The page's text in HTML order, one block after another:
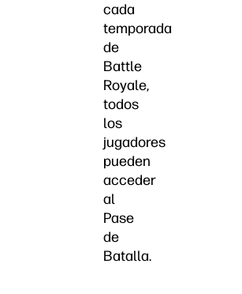
cada
temporada
de
Battle
Royale,
todos
los
jugadores
pueden
acceder
al
Pase
de
Batalla.